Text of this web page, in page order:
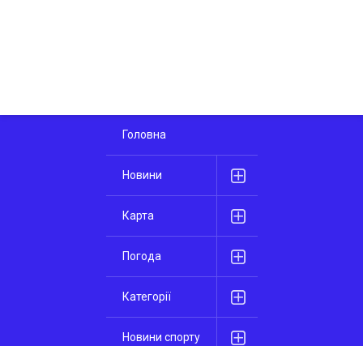
Головна
Новини
Карта
Погода
Категорії
Новини спорту